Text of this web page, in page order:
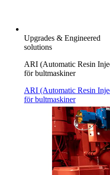
Upgrades & Engineered
solutions
ARI (Automatic Resin
för bultmaskiner
ARI (Automatic Resin
för bultmaskiner